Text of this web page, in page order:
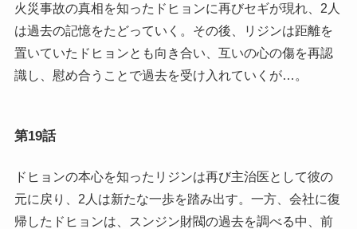
火災事故の真相を知ったドヒョンに再びセギが現れ、2人
は過去の記憶をたどっていく。その後、リジンは距離を
置いていたドヒョンとも向き合い、互いの心の傷を再認
識し、慰め合うことで過去を受け入れていくが…。
第19話
ドヒョンの本心を知ったリジンは再び主治医として彼の
元に戻り、2人は新たな一歩を踏み出す。一方、会社に復
帰したドヒョンは、スンジン財閥の過去を調べる中、前